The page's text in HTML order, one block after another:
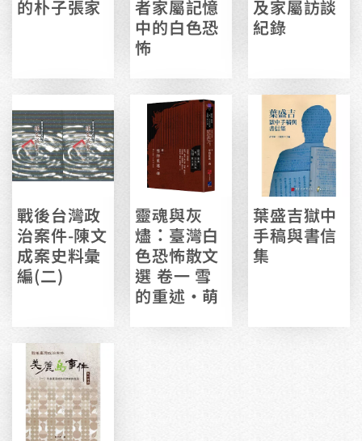
的朴子張家
者家屬記憶
中的白色恐
怖
及家屬訪談
紀錄
戰後台灣政
治案件-陳文
成案史料彙
編(二)
靈魂與灰
燼：臺灣白
色恐怖散文
選 卷一 雪
的重述•萌
葉盛吉獄中
手稿與書信
集